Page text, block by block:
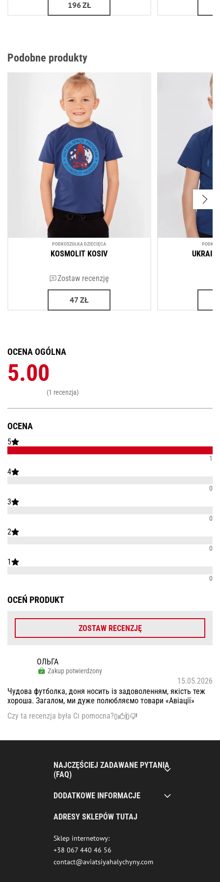
196ZŁ
Podobne produkty
PODKOSZULKA DZIECIĘCA
KOSMOLIT KOSIV
Zostaw recenzję
47ZŁ
OCENA
5
1
4
0
3
0
2
0
1
0
OCENA OGÓLNA
5.00
(1 recenzja)
OCEŃ PRODUKT
ZOSTAW RECENZJĘ
ОЛЬГА
Zakup potwierdzony
15.05.2026
Чудова футболка, доня носить із задоволенням, якість теж
хороша. Загалом, ми дуже полюбляємо товари «Авіації»
Czy ta recenzja była Ci pomocna?0 0
NAJCZĘŚCIEJ ZADAWANE PYTANIA
(FAQ)
DODATKOWE INFORMACJE
ADRESY SKLEPÓW TUTAJ
Sklep internetowy:
+38 067 440 46 56
contact@aviatsiyahalychyny.com